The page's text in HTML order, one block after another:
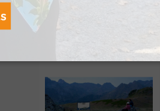
Voyages pour les grands